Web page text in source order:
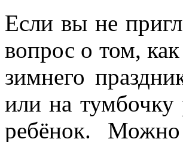
Если вы не
вопрос о том,
зимнего
или на тумбочку
ребёнок.